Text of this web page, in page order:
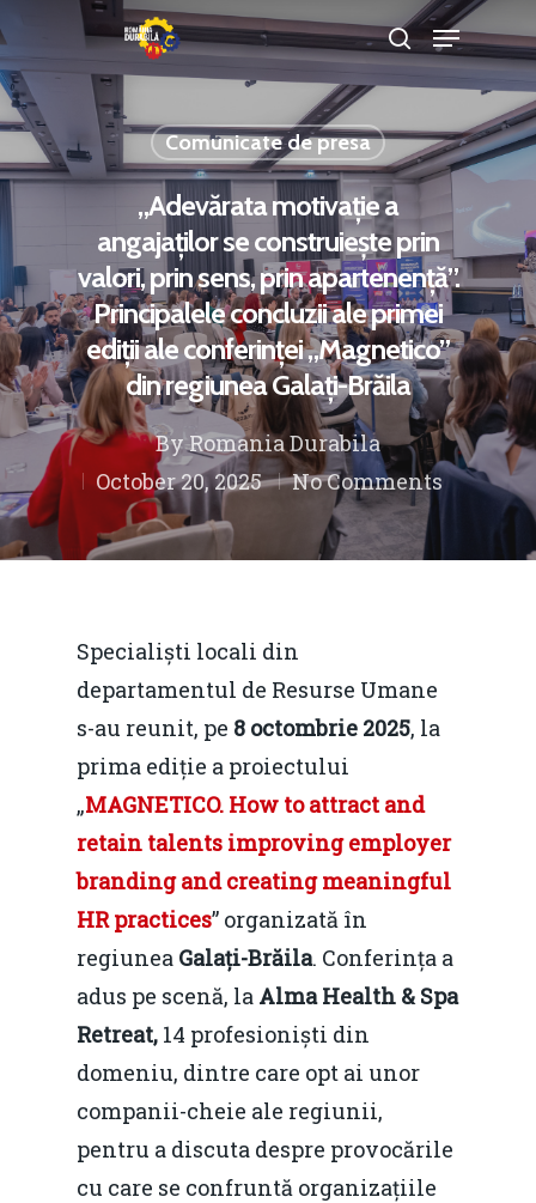
Hit enter to search or ESC to close
Comunicate de presa
„Adevărata motivație a
angajaților se construiește prin
valori, prin sens, prin apartenență”.
Principalele concluzii ale primei
ediții ale conferinței „Magnetico”
din regiunea Galați-Brăila
ByRomania Durabila
October 20, 2025
No Comments
Specialiști locali din
departamentul de Resurse Umane
s-au reunit, pe 8 octombrie 2025, la
prima ediție a proiectului
„MAGNETICO. How to attract and
retain talents improving employer
branding and creating meaningful
HR practices” organizată în
regiunea Galați-Brăila. Conferința a
adus pe scenă, la Alma Health & Spa
Retreat, 14 profesioniști din
domeniu, dintre care opt ai unor
companii-cheie ale regiunii,
pentru a discuta despre provocările
cu care se confruntă organizațiile